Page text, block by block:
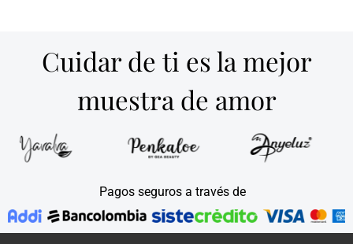
Cuidar de ti es la mejor
muestra de amor
Pagos seguros a través de